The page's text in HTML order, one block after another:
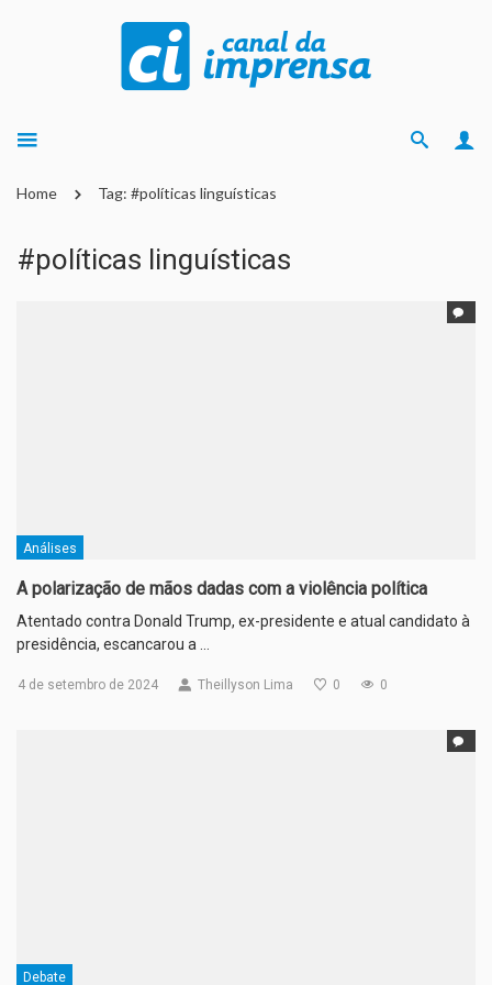
Home Tag: #políticas linguísticas
#políticas linguísticas
Análises
A polarização de mãos dadas com a violência política
Atentado contra Donald Trump, ex-presidente e atual candidato à
presidência, escancarou a …
4 de setembro de 2024 Theillyson Lima 0 0
Debate